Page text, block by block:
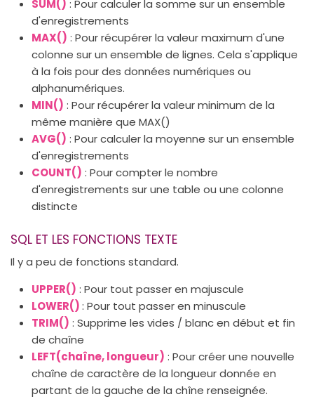
SUM() : Pour calculer la somme sur un ensemble
d'enregistrements
MAX() : Pour récupérer la valeur maximum d'une
colonne sur un ensemble de lignes. Cela s'applique
à la fois pour des données numériques ou
alphanumériques.
MIN() : Pour récupérer la valeur minimum de la
même manière que MAX()
AVG() : Pour calculer la moyenne sur un ensemble
d'enregistrements
COUNT() : Pour compter le nombre
d'enregistrements sur une table ou une colonne
distincte
SQL ET LES FONCTIONS TEXTE
Il y a peu de fonctions standard.
UPPER() : Pour tout passer en majuscule
LOWER(): Pour tout passer en minuscule
TRIM() : Supprime les vides / blanc en début et fin
de chaîne
LEFT(chaîne, longueur) : Pour créer une nouvelle
chaîne de caractère de la longueur donnée en
partant de la gauche de la chîne renseignée.